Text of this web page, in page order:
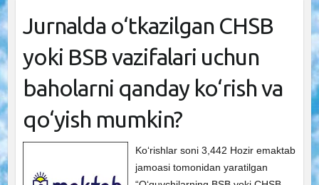
Jurnalda o‘tkazilgan CHSB
yoki BSB vazifalari uchun
baholarni qanday ko‘rish va
qo‘yish mumkin?
Ko‘rishlar soni 3,442 Hozir emaktab
jamoasi tomonidan yaratilgan